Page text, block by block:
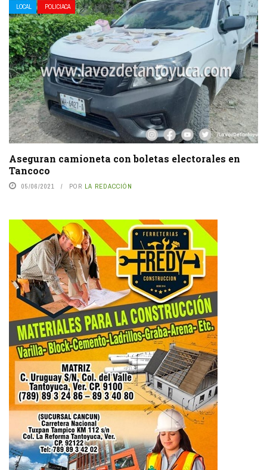
LOCAL POLICIACA
Aseguran camioneta con boletas electorales en
Tancoco
05/06/2021 POR LA REDACCIÓN